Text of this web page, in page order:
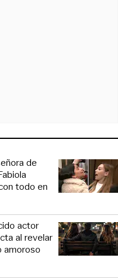
de
todo en
actor
al revelar
amoroso